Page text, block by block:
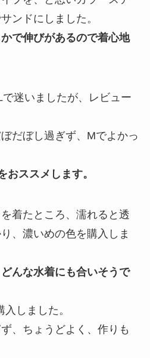
ンドにしました。
で伸びがあるので着心地
で迷いましたが、レビュー
だぼし過ぎず、Mでよかっ
おススメします。
着たところ、濡れると透
、濃いめの色を購入しま
どんな水着にも合いそうで
しました。
、ちょうどよく、作りも